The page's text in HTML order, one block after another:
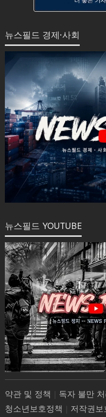
뉴스필드 경제·사회
뉴스필드 YOUTUBE
약관 및 정책 | 독자 불만 처
청소년보호정책 | 저작권보